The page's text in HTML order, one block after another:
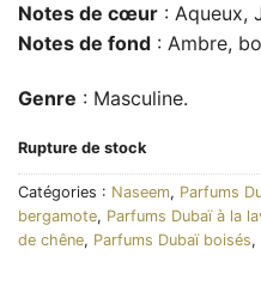
Notes de cœur : Aqueux,
Notes de fond : Ambre,
Genre : Masculine.
Rupture de stock
Catégories : Naseem, Parfums
bergamote, Parfums Dubaï à la
de chêne, Parfums Dubaï boisés,